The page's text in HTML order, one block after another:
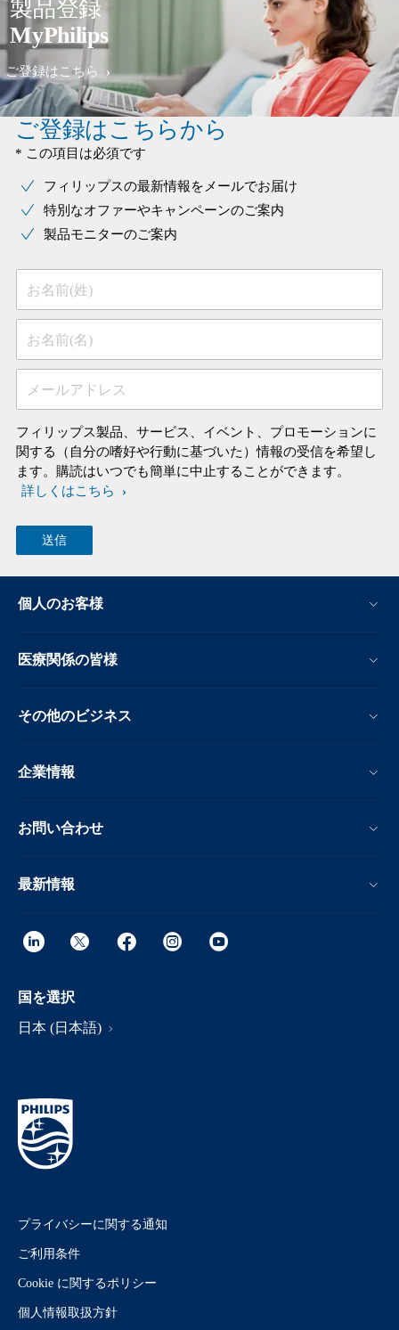
製品登録
MyPhilips
ご登録はこちら
ご登録はこちらから
* この項目は必須です
フィリップスの最新情報をメールでお届け
特別なオファーやキャンペーンのご案内
製品モニターのご案内
お名前(姓)
お名前(名)
メールアドレス
フィリップス製品、サービス、イベント、プロモーションに
関する（自分の嗜好や行動に基づいた）情報の受信を希望し
ます。購読はいつでも簡単に中止することができます。
詳しくはこちら
個人のお客様
医療関係の皆様
その他のビジネス
企業情報
お問い合わせ
最新情報
国を選択
日本 (日本語)
プライバシーに関する通知
ご利用条件
Cookie に関するポリシー
個人情報取扱方針